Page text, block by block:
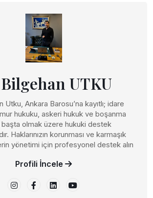
UTKU
Utku, Ankara Barosu’na kayıtlı; idare
hukuku, askeri hukuk ve boşanma
başta olmak üzere hukuki destek
Haklarınızın korunması ve karmaşık
yönetimi için profesyonel destek alın
Profili İncele